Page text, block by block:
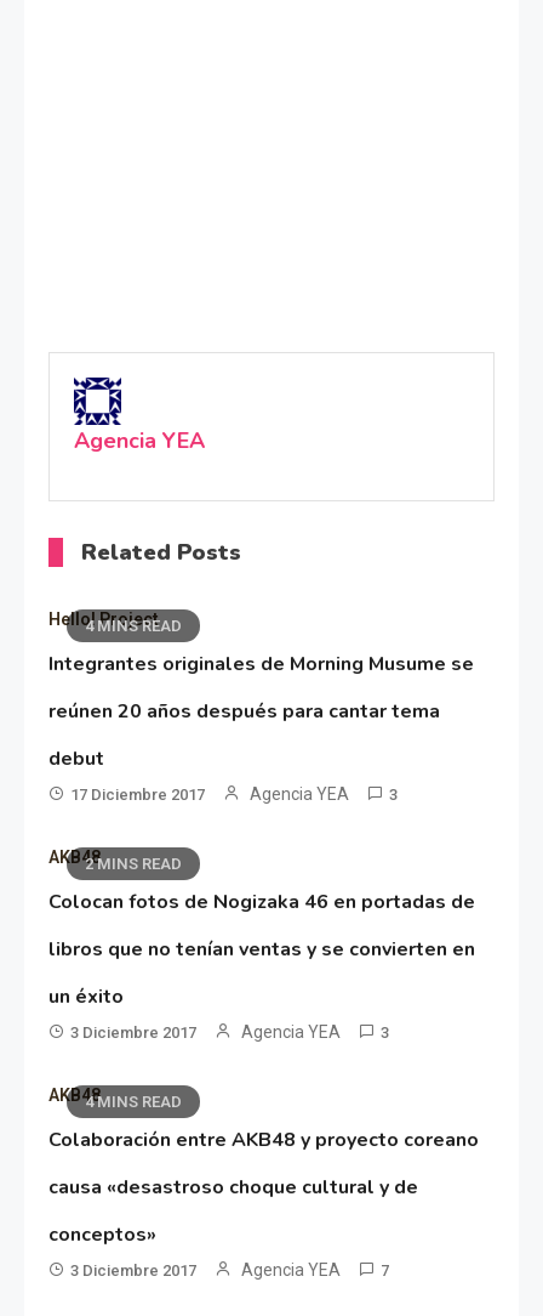
Agencia YEA
Related Posts
4 MINS READ
Hello! Project
Integrantes originales de Morning Musume se
reúnen 20 años después para cantar tema
debut
17 Diciembre 2017 Agencia YEA 3
2 MINS READ
AKB48
Colocan fotos de Nogizaka 46 en portadas de
libros que no tenían ventas y se convierten en
un éxito
3 Diciembre 2017 Agencia YEA 3
4 MINS READ
AKB48
Colaboración entre AKB48 y proyecto coreano
causa «desastroso choque cultural y de
conceptos»
3 Diciembre 2017 Agencia YEA 7